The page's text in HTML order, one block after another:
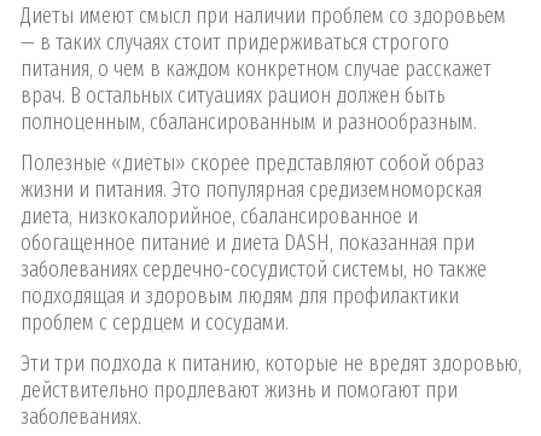
Диеты имеют смысл при наличии проблем со здоровьем
— в таких случаях стоит придерживаться строгого
питания, о чем в каждом конкретном случае расскажет
врач. В остальных ситуациях рацион должен быть
полноценным, сбалансированным и разнообразным.
Полезные «диеты» скорее представляют собой образ
жизни и питания. Это популярная средиземноморская
диета, низкокалорийное, сбалансированное и
обогащенное питание и диета DASH, показанная при
заболеваниях сердечно-сосудистой системы, но также
подходящая и здоровым людям для профилактики
проблем с сердцем и сосудами.
Эти три подхода к питанию, которые не вредят здоровью,
действительно продлевают жизнь и помогают при
заболеваниях.